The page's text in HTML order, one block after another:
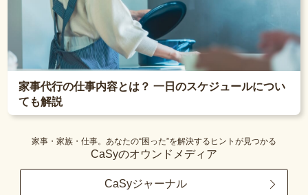
家事代行の仕事内容とは？ 一日のスケジュールについ
ても解説
家事・家族・仕事。あなたの“困った”を解決するヒントが見つかる
CaSyのオウンドメディア
CaSyジャーナル